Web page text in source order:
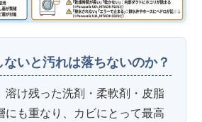
いと汚れは落ちないのか？
溶け残った洗剤・柔軟剤・皮脂
にも重なり、カビにとって最高